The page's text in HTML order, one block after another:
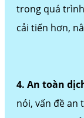
trong quá
cải tiến hơn,
4. An toàn
nói, vấn đề an